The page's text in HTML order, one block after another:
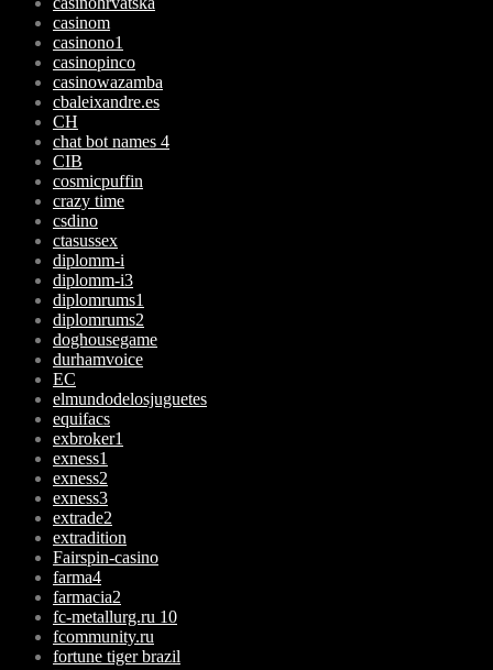
casinom
casinono1
casinopinco
casinowazamba
cbaleixandre.es
CH
chat bot names 4
CIB
cosmicpuffin
crazy time
csdino
ctasussex
diplomm-i
diplomm-i3
diplomrums1
diplomrums2
doghousegame
durhamvoice
EC
elmundodelosjuguetes
equifacs
exbroker1
exness1
exness2
exness3
extrade2
extradition
Fairspin-casino
farma4
farmacia2
fc-metallurg.ru 10
fcommunity.ru
fortune tiger brazil